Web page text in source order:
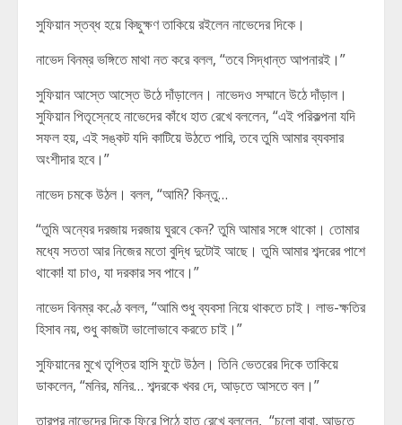
সুফিয়ান স্তব্ধ হয়ে কিছুক্ষণ তাকিয়ে রইলেন নাভেদের দিকে।
নাভেদ বিনম্র ভঙ্গিতে মাথা নত করে বলল, “তবে সিদ্ধান্ত আপনারই।”
সুফিয়ান আস্তে আস্তে উঠে দাঁড়ালেন। নাভেদও সম্মানে উঠে দাঁড়াল।
সুফিয়ান পিতৃস্নেহে নাভেদের কাঁধে হাত রেখে বললেন, “এই পরিকল্পনা যদি
সফল হয়, এই সঙ্কট যদি কাটিয়ে উঠতে পারি, তবে তুমি আমার ব্যবসার
অংশীদার হবে।”
নাভেদ চমকে উঠল। বলল, “আমি? কিন্তু…
“তুমি অন্যের দরজায় দরজায় ঘুরবে কেন? তুমি আমার সঙ্গে থাকো। তোমার
মধ্যে সততা আর নিজের মতো বুদ্ধি দুটোই আছে। তুমি আমার শব্দরের পাশে
থাকো! যা চাও, যা দরকার সব পাবে।”
নাভেদ বিনম্র কণ্ঠে বলল, “আমি শুধু ব্যবসা নিয়ে থাকতে চাই। লাভ-ক্ষতির
হিসাব নয়, শুধু কাজটা ভালোভাবে করতে চাই।”
সুফিয়ানের মুখে তৃপ্তির হাসি ফুটে উঠল। তিনি ভেতরের দিকে তাকিয়ে
ডাকলেন, “মনির, মনির… শব্দরকে খবর দে, আড়তে আসতে বল।”
তারপর নাভেদের দিকে ফিরে পিঠে হাত রেখে বললেন, “চলো বাবা, আড়তে